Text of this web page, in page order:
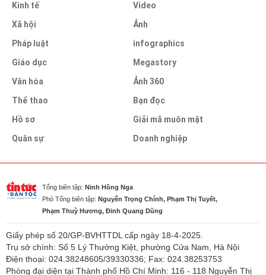
Kinh tế
Xã hội
Pháp luật
Giáo dục
Văn hóa
Thể thao
Hồ sơ
Quân sự
Video
Ảnh
infographics
Megastory
Ảnh 360
Bạn đọc
Giải mã muôn mặt
Doanh nghiệp
Tổng biên tập: Ninh Hồng Nga
Phó Tổng biên tập: Nguyễn Trọng Chính, Phạm Thị Tuyết,
Phạm Thuỳ Hương, Đinh Quang Dũng
Giấy phép số 20/GP-BVHTTDL cấp ngày 18-4-2025.
Trụ sở chính: Số 5 Lý Thường Kiệt, phường Cửa Nam, Hà Nội
Điện thoại: 024.38248605/39330336; Fax: 024.38253753
Phòng đại diện tại Thành phố Hồ Chí Minh: 116 - 118 Nguyễn Thị